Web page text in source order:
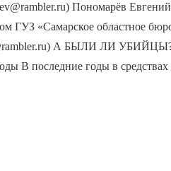
Пономарёв
ГУЗ «Самарское областное
А БЫЛИ ЛИ
В последние годы в средствах